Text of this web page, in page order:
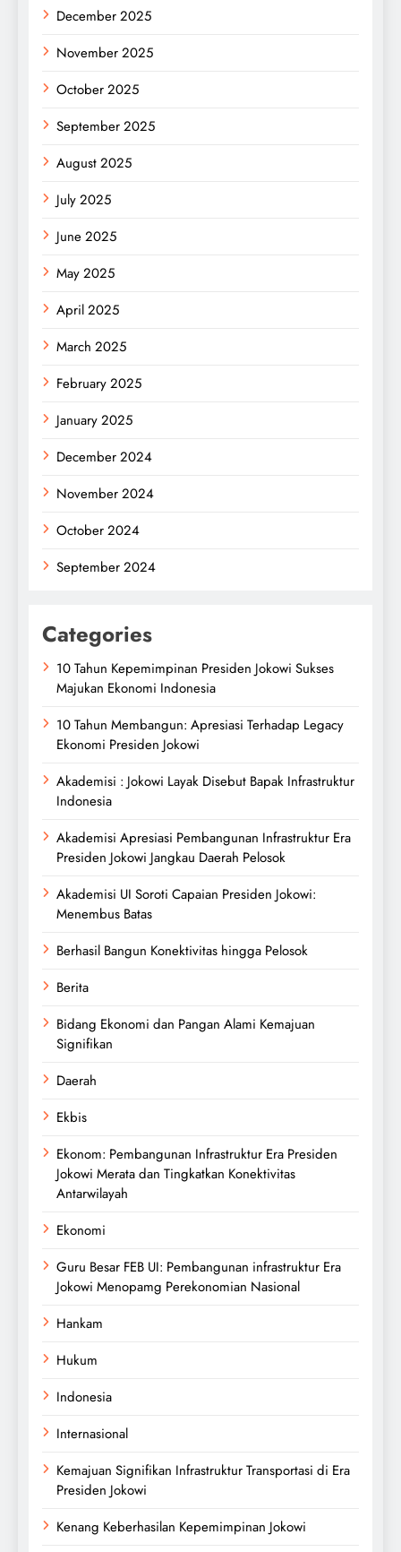
December 2025
November 2025
October 2025
September 2025
August 2025
July 2025
June 2025
May 2025
April 2025
March 2025
February 2025
January 2025
December 2024
November 2024
October 2024
September 2024
Categories
10 Tahun Kepemimpinan Presiden Jokowi Sukses
Majukan Ekonomi Indonesia
10 Tahun Membangun: Apresiasi Terhadap Legacy
Ekonomi Presiden Jokowi
Akademisi : Jokowi Layak Disebut Bapak Infrastruktur
Indonesia
Akademisi Apresiasi Pembangunan Infrastruktur Era
Presiden Jokowi Jangkau Daerah Pelosok
Akademisi UI Soroti Capaian Presiden Jokowi:
Menembus Batas
Berhasil Bangun Konektivitas hingga Pelosok
Berita
Bidang Ekonomi dan Pangan Alami Kemajuan
Signifikan
Daerah
Ekbis
Ekonom: Pembangunan Infrastruktur Era Presiden
Jokowi Merata dan Tingkatkan Konektivitas
Antarwilayah
Ekonomi
Guru Besar FEB UI: Pembangunan infrastruktur Era
Jokowi Menopamg Perekonomian Nasional
Hankam
Hukum
Indonesia
Internasional
Kemajuan Signifikan Infrastruktur Transportasi di Era
Presiden Jokowi
Kenang Keberhasilan Kepemimpinan Jokowi